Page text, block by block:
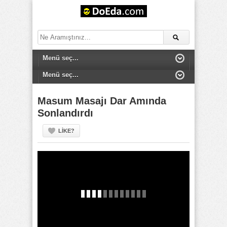
Masum Masajı Dar Amında
Sonlandırdı
LIKE?